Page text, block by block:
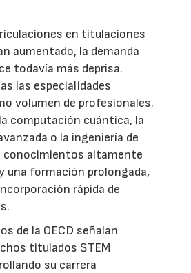
en titulaciones
aumentado, la demanda
todavía más deprisa.
las especialidades
volumen de profesionales.
computación cuántica, la
o la ingeniería de
conocimientos altamente
una formación prolongada,
rápida de
de la OECD señalan
titulados STEM
su carrera